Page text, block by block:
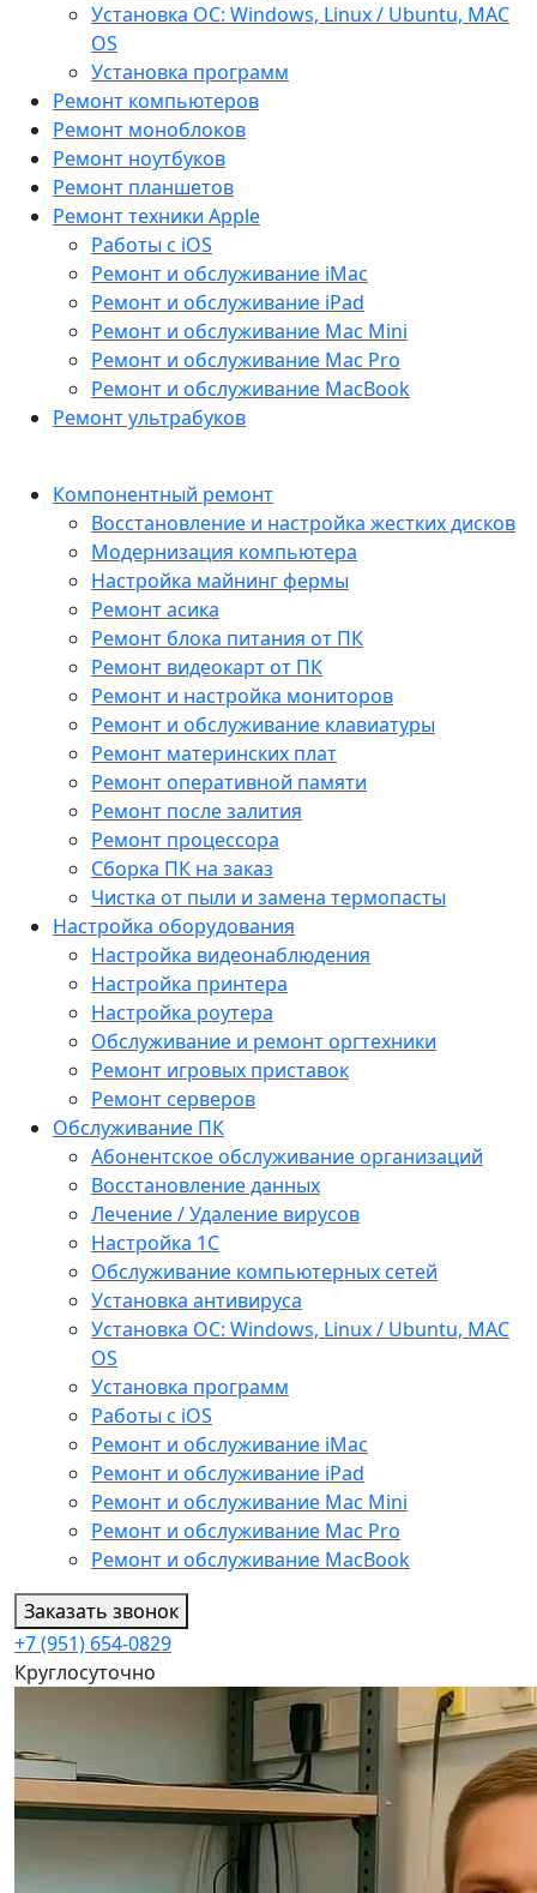
Установка ОС: Windows, Linux / Ubuntu, МАС
OS
Установка программ
Ремонт компьютеров
Ремонт моноблоков
Ремонт ноутбуков
Ремонт планшетов
Ремонт техники Apple
Работы с iOS
Ремонт и обслуживание iMac
Ремонт и обслуживание iPad
Ремонт и обслуживание Mac Mini
Ремонт и обслуживание Mac Pro
Ремонт и обслуживание MacBook
Ремонт ультрабуков
Компонентный ремонт
Восстановление и настройка жестких дисков
Модернизация компьютера
Настройка майнинг фермы
Ремонт асика
Ремонт блока питания от ПК
Ремонт видеокарт от ПК
Ремонт и настройка мониторов
Ремонт и обслуживание клавиатуры
Ремонт материнских плат
Ремонт оперативной памяти
Ремонт после залития
Ремонт процессора
Сборка ПК на заказ
Чистка от пыли и замена термопасты
Настройка оборудования
Настройка видеонаблюдения
Настройка принтера
Настройка роутера
Обслуживание и ремонт оргтехники
Ремонт игровых приставок
Ремонт серверов
Обслуживание ПК
Абонентское обслуживание организаций
Восстановление данных
Лечение / Удаление вирусов
Настройка 1С
Обслуживание компьютерных сетей
Установка антивируса
Установка ОС: Windows, Linux / Ubuntu, МАС
OS
Установка программ
Работы с iOS
Ремонт и обслуживание iMac
Ремонт и обслуживание iPad
Ремонт и обслуживание Mac Mini
Ремонт и обслуживание Mac Pro
Ремонт и обслуживание MacBook
Заказать звонок
+7 (951) 654-0829
Круглосуточно